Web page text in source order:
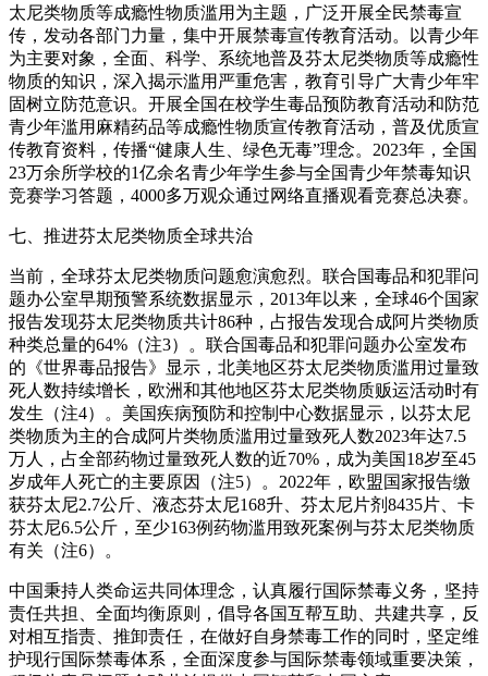
太尼类物质等成瘾性物质滥用为主题，广泛开展全民禁毒宣
传，发动各部门力量，集中开展禁毒宣传教育活动。以青少年
为主要对象，全面、科学、系统地普及芬太尼类物质等成瘾性
物质的知识，深入揭示滥用严重危害，教育引导广大青少年牢
固树立防范意识。开展全国在校学生毒品预防教育活动和防范
青少年滥用麻精药品等成瘾性物质宣传教育活动，普及优质宣
传教育资料，传播“健康人生、绿色无毒”理念。2023年，全国
23万余所学校的1亿余名青少年学生参与全国青少年禁毒知识
竞赛学习答题，4000多万观众通过网络直播观看竞赛总决赛。
七、推进芬太尼类物质全球共治
当前，全球芬太尼类物质问题愈演愈烈。联合国毒品和犯罪问
题办公室早期预警系统数据显示，2013年以来，全球46个国家
报告发现芬太尼类物质共计86种，占报告发现合成阿片类物质
种类总量的64%（注3）。联合国毒品和犯罪问题办公室发布
的《世界毒品报告》显示，北美地区芬太尼类物质滥用过量致
死人数持续增长，欧洲和其他地区芬太尼类物质贩运活动时有
发生（注4）。美国疾病预防和控制中心数据显示，以芬太尼
类物质为主的合成阿片类物质滥用过量致死人数2023年达7.5
万人，占全部药物过量致死人数的近70%，成为美国18岁至45
岁成年人死亡的主要原因（注5）。2022年，欧盟国家报告缴
获芬太尼2.7公斤、液态芬太尼168升、芬太尼片剂8435片、卡
芬太尼6.5公斤，至少163例药物滥用致死案例与芬太尼类物质
有关（注6）。
中国秉持人类命运共同体理念，认真履行国际禁毒义务，坚持
责任共担、全面均衡原则，倡导各国互帮互助、共建共享，反
对相互指责、推卸责任，在做好自身禁毒工作的同时，坚定维
护现行国际禁毒体系，全面深度参与国际禁毒领域重要决策，